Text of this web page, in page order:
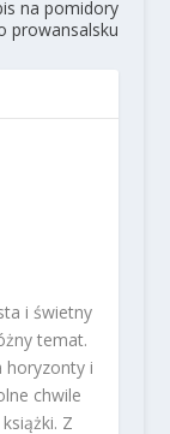
na pomidory
prowansalsku
i świetny
temat.
horyzonty i
chwile
Z